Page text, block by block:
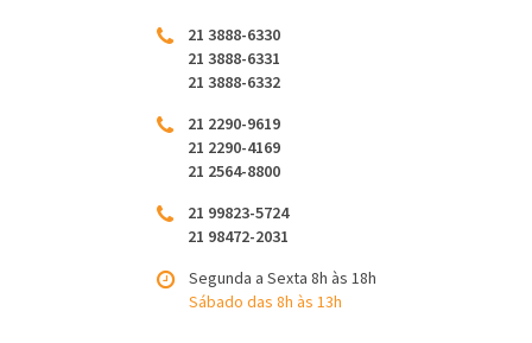
21 3888-6330
21 3888-6331
21 3888-6332
21 2290-9619
21 2290-4169
21 2564-8800
21 99823-5724
21 98472-2031
Segunda a Sexta 8h às 18h
Sábado das 8h às 13h